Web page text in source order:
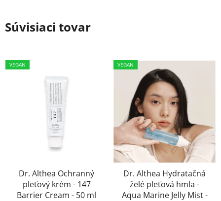
Súvisiaci tovar
VEGAN
Dr. Althea Ochranný
pleťový krém - 147
Barrier Cream - 50 ml
VEGAN
Dr. Althea Hydratačná
želé pleťová hmla -
Aqua Marine Jelly Mist -